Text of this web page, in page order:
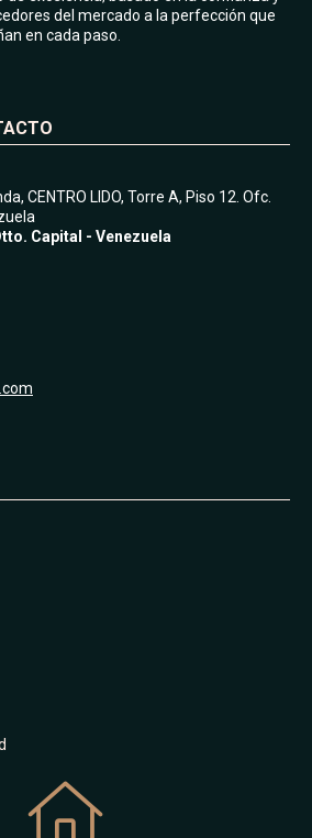
del mercado a la perfección que
en cada paso.
CENTRO LIDO, Torre A, Piso 12. Ofc.
Capital - Venezuela